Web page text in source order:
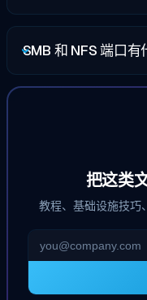
SMB 和 NFS 端口有
把这类
教程、基础设施技巧